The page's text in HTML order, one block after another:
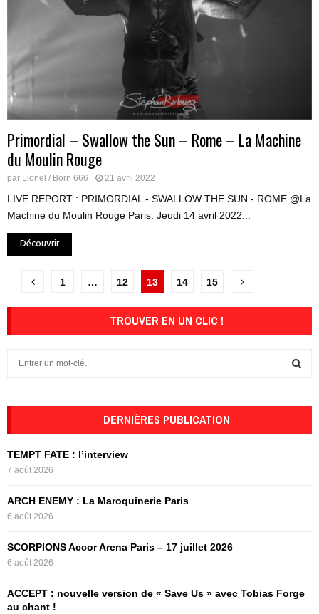
Primordial – Swallow the Sun – Rome – La Machine
du Moulin Rouge
par Lionel / Born 666 21 avril 2022
LIVE REPORT : PRIMORDIAL - SWALLOW THE SUN - ROME @La
Machine du Moulin Rouge Paris. Jeudi 14 avril 2022...
Découvrir
Pagination
des
publications
1 … 12 13 14 15
TROUVER EN UN CLIC !
h
o
r
DERNIÈRES PUBLICATION
TEMPT FATE : l’interview
7 août 2026
ARCH ENEMY : La Maroquinerie Paris
6 août 2026
SCORPIONS Accor Arena Paris – 17 juillet 2026
6 août 2026
ACCEPT : nouvelle version de « Save Us » avec Tobias Forge
au chant !